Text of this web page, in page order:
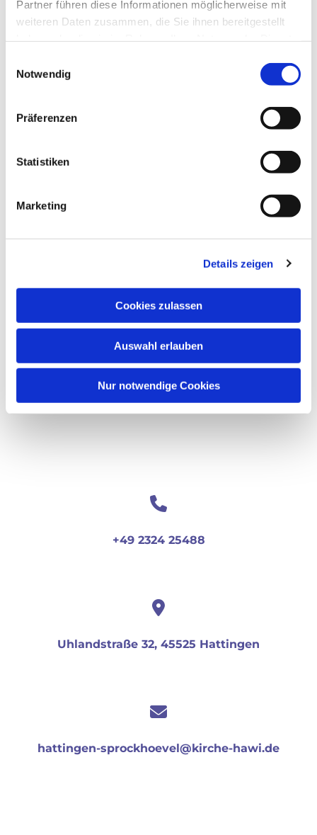
Partner führen diese Informationen möglicherweise mit
weiteren Daten zusammen, die Sie ihnen bereitgestellt
Notwendig
Präferenzen
Statistiken
Marketing
Details zeigen
Cookies zulassen
Auswahl erlauben
Nur notwendige Cookies
Dies könnte Sie auch
+49 2324 25488
Uhlandstraße 32, 45525 Hattingen
hattingen-sprockhoevel@kirche-hawi.de